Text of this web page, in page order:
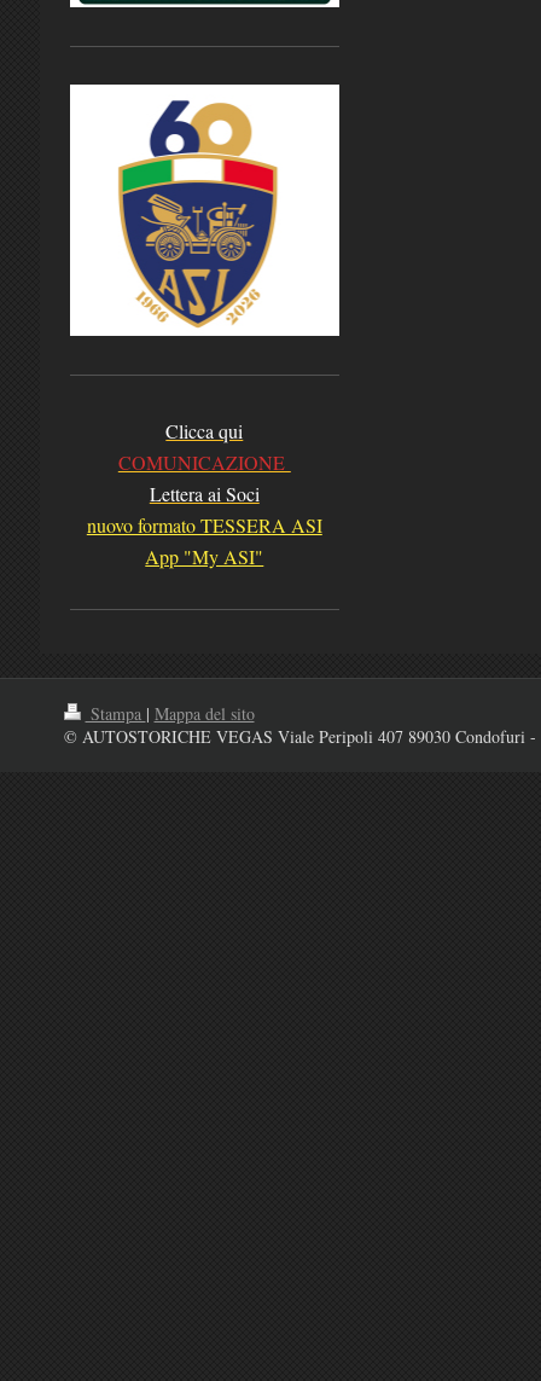
Clicca qui
COMUNICAZIONE
Lettera ai Soci
nuovo formato TESSERA ASI
App "My ASI"
Stampa | Mappa del sito
© AUTOSTORICHE VEGAS Viale Peripoli 407 89030 Condofuri -